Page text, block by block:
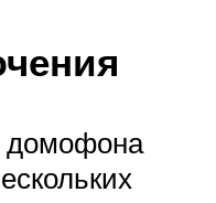
домофона